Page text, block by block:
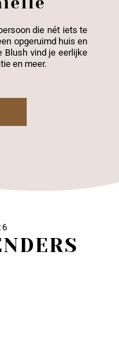
die nét iets te
opgeruimd huis en
Blush vind je eerlijke
en meer.